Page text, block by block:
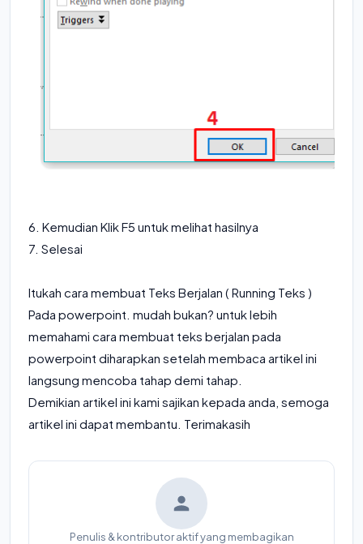
6. Kemudian Klik F5 untuk melihat hasilnya
7. Selesai
Itukah cara membuat Teks Berjalan ( Running Teks )
Pada powerpoint. mudah bukan? untuk lebih
memahami cara membuat teks berjalan pada
powerpoint diharapkan setelah membaca artikel ini
langsung mencoba tahap demi tahap.
Demikian artikel ini kami sajikan kepada anda, semoga
artikel ini dapat membantu. Terimakasih
Penulis & kontributor aktif yang membagikan